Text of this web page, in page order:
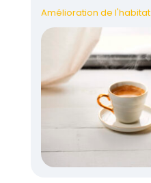
Amélioration de l'habitat